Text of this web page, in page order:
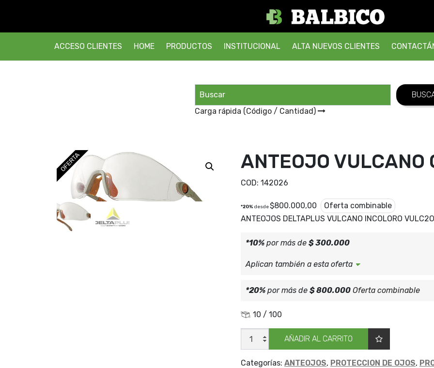
ACCESO CLIENTES HOME PRODUCTOS INSTITUCIONAL ALTA NUEVOS CLIENTES
Carga rápida (Código / Cantidad)
OFERTA ANTEOJO VULCANO
COD: 142026
*20% desde$800.000,00
Oferta combinable
ANTEOJOS DELTAPLUS VULCANO INCOLORO
*10% por más de $ 300.000
Aplican también a esta oferta
*20% por más de $ 800.000 Oferta combinable
10 / 100
ANTEOJO
VULCANO
CLEA
cantidad
AÑADIR AL CARRITO
Categorías: ANTEOJOS, PROTECCION DE OJOS,